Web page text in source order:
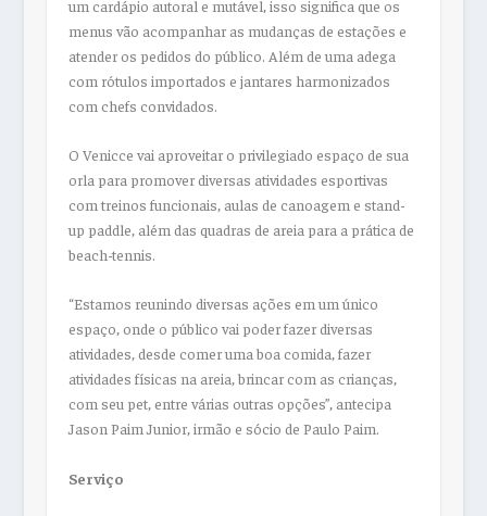
um cardápio autoral e mutável, isso significa que os
menus vão acompanhar as mudanças de estações e
atender os pedidos do público. Além de uma adega
com rótulos importados e jantares harmonizados
com chefs convidados.
O Venicce vai aproveitar o privilegiado espaço de sua
orla para promover diversas atividades esportivas
com treinos funcionais, aulas de canoagem e stand-
up paddle, além das quadras de areia para a prática de
beach-tennis.
“Estamos reunindo diversas ações em um único
espaço, onde o público vai poder fazer diversas
atividades, desde comer uma boa comida, fazer
atividades físicas na areia, brincar com as crianças,
com seu pet, entre várias outras opções”, antecipa
Jason Paim Junior, irmão e sócio de Paulo Paim.
Serviço